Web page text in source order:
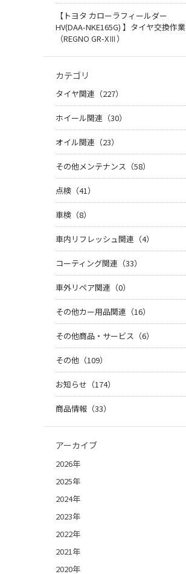
【トヨタ カローラフィールダー
HV(DAA-NKE165G) 】タイヤ交換作業
（REGNO GR-XⅢ）
カテゴリ
タイヤ関連（227）
ホイール関連（30）
オイル関連（23）
その他メンテナンス（58）
点検（41）
車検（8）
車内リフレッシュ関連（4）
コーティング関連（33）
車外リペア関連（0）
その他カー用品関連（16）
その他商品・サービス（6）
その他（109）
お知らせ（174）
商品情報（33）
アーカイブ
2026年
2025年
2024年
2023年
2022年
2021年
2020年